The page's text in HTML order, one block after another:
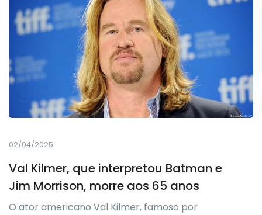
02/04/2025
Val Kilmer, que interpretou Batman e
Jim Morrison, morre aos 65 anos
O ator americano Val Kilmer, famoso por